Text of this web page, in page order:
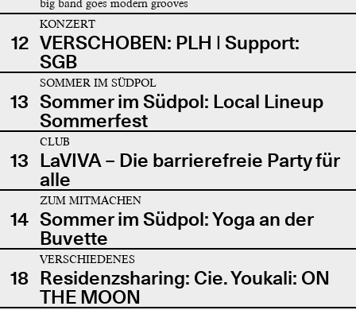
big band goes modern grooves
12
KONZERT
VERSCHOBEN: PLH | Support:
SGB
13
SOMMER IM SÜDPOL
Sommer im Südpol: Local Lineup
Sommerfest
13
CLUB
LaVIVA – Die barrierefreie Party für
alle
14
ZUM MITMACHEN
Sommer im Südpol: Yoga an der
Buvette
18
VERSCHIEDENES
Residenzsharing: Cie. Youkali: ON
THE MOON